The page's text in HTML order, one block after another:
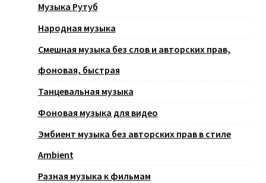
Музыка Рутуб
Народная музыка
Смешная музыка без слов и авторских прав,
фоновая, быстрая
Танцевальная музыка
Фоновая музыка для видео
Эмбиент музыка без авторских прав в стиле
Ambient
Разная музыка к фильмам